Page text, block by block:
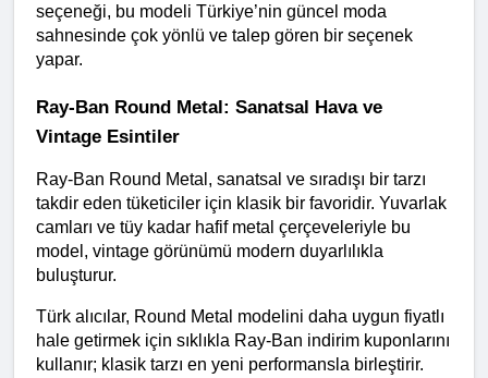
seçeneği, bu modeli Türkiye’nin güncel moda
sahnesinde çok yönlü ve talep gören bir seçenek
yapar.
Ray-Ban Round Metal: Sanatsal Hava ve
Vintage Esintiler
Ray-Ban Round Metal, sanatsal ve sıradışı bir tarzı
takdir eden tüketiciler için klasik bir favoridir. Yuvarlak
camları ve tüy kadar hafif metal çerçeveleriyle bu
model, vintage görünümü modern duyarlılıkla
buluşturur.
Türk alıcılar, Round Metal modelini daha uygun fiyatlı
hale getirmek için sıklıkla Ray-Ban indirim kuponlarını
kullanır; klasik tarzı en yeni performansla birleştirir.